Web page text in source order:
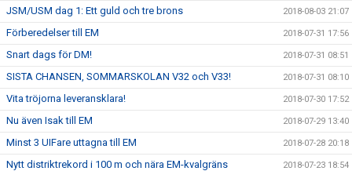
JSM/USM dag 1: Ett guld och tre brons 2018-08-03 21:07
Förberedelser till EM 2018-07-31 17:56
Snart dags för DM! 2018-07-31 08:51
SISTA CHANSEN, SOMMARSKOLAN V32 och V33! 2018-07-31 08:10
Vita tröjorna leveransklara! 2018-07-30 17:52
Nu även Isak till EM 2018-07-29 13:40
Minst 3 UIFare uttagna till EM 2018-07-28 20:18
Nytt distriktrekord i 100 m och nära EM-kvalgräns 2018-07-23 18:54